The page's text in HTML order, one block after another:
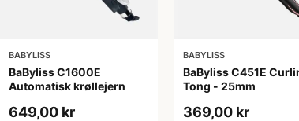
BABYLISS
BaByliss C1600E
Automatisk krøllejern
649,00 kr
BABYLISS
BaByliss C451E
Tong - 25mm
369,00 kr